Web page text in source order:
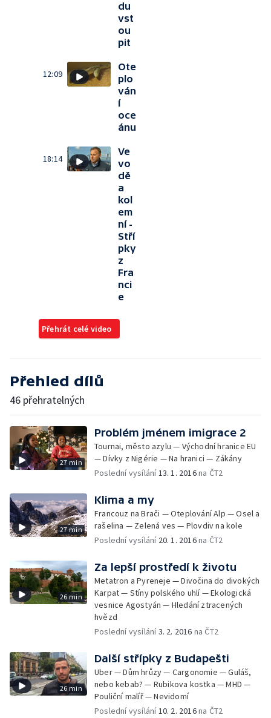
du
vst
ou
pit
12:09
Ote
plo
ván
í
oce
ánu
18:14
Ve
vo
dě
a
kol
em
ní -
Stří
pky
z
Fra
nci
e
Přehrát celé video
Přehled dílů
46 přehratelných
27 min
Problém jménem imigrace 2
Tournai, město azylu — Východní hranice EU
— Dívky z Nigérie — Na hranici — Zákány
Poslední vysílání13. 1. 2016na ČT2
27 min
Klima a my
Francouz na Brači — Oteplování Alp — Osel a
rašelina — Zelená ves — Plovdiv na kole
Poslední vysílání 20. 1. 2016na ČT2
26 min
Za lepší prostředí k životu
Metatron a Pyreneje — Divočina do divokých
Karpat — Stíny polského uhlí — Ekologická
vesnice Agostyán — Hledání ztracených
hvězd
Poslední vysílání3. 2. 2016 na ČT2
26 min
Další střípky z Budapešti
Uber — Dům hrůzy — Cargonomie — Guláš,
nebo kebab? — Rubikova kostka — MHD —
Pouliční malíř — Nevidomí
Poslední vysílání10. 2. 2016na ČT2